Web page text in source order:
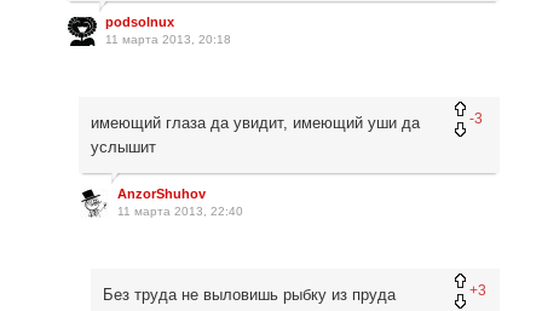
podsolnux
11 марта 2013, 20:18
-3
имеющий глаза да увидит, имеющий уши да
услышит
AnzorShuhov
11 марта 2013, 22:40
+3
Без труда не выловишь рыбку из пруда